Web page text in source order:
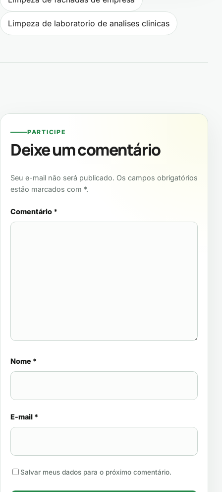
Limpeza de laboratorio de analises clinicas
PARTICIPE
Deixe um comentário
Seu e-mail não será publicado. Os campos obrigatórios
estão marcados com *.
Comentário *
Nome *
E-mail *
Salvar meus dados para o próximo comentário.